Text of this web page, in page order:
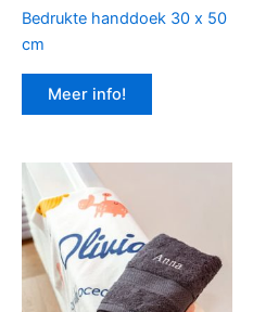
Bedrukte handdoek 30 x 50
cm
Meer info!